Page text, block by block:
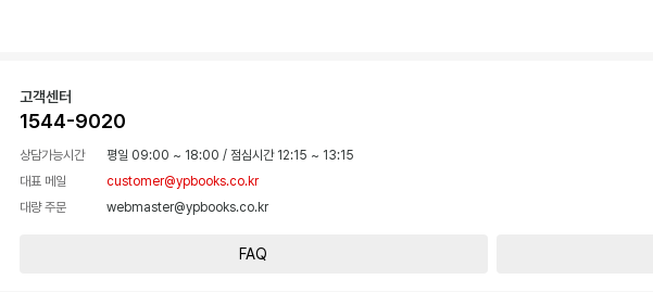
고객센터
1544-9020
상담가능시간 평일 09:00 ~ 18:00 / 점심시간 12:15 ~ 13:15
대표 메일
customer@ypbooks.co.kr
대량 주문
webmaster@ypbooks.co.kr
FAQ